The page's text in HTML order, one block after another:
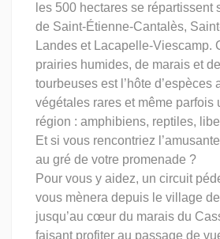
les 500 hectares se répartissent
de Saint-Étienne-Cantalès,
Landes et Lacapelle-Viescamp.
prairies humides, de marais et
tourbeuses est l’hôte d’espèces
végétales rares et même parfois
région : amphibiens, reptiles,
Et si vous rencontriez
au gré de votre promenade ?
Pour vous y aidez, un circuit
vous mènera depuis le village
jusqu’au cœur du marais du
faisant profiter au passage de